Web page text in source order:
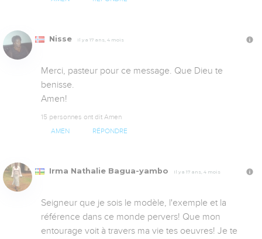
Nisse Il y a 17 ans, 4 mois
Merci, pasteur pour ce message. Que Dieu te
benisse.
Amen!
15 personnes ont dit Amen
AMEN RÉPONDRE
Irma Nathalie Bagua-yambo Il y a 17 ans, 4 mois
Seigneur que je sois le modèle, l'exemple et la
référence dans ce monde pervers! Que mon
entourage voit à travers ma vie tes oeuvres! Je te